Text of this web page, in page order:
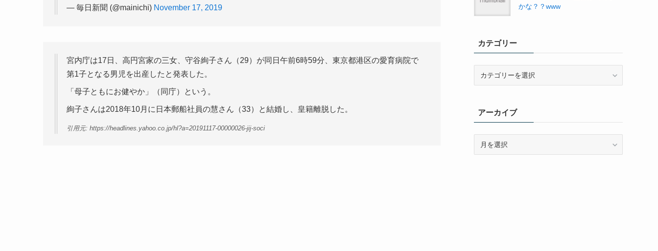
— 毎日新聞 (@mainichi) November 17, 2019
宮内庁は17日、高円宮家の三女、守谷絢子さん（29）が同日午前6時59分、東京都港区の愛育病院で
第1子となる男児を出産したと発表した。
「母子ともにお健やか」（同庁）という。
絢子さんは2018年10月に日本郵船社員の慧さん（33）と結婚し、皇籍離脱した。
引用元: https://headlines.yahoo.co.jp/hl?a=20191117-00000026-jij-soci
かな？？www
カテゴリー
ーアーカイブ